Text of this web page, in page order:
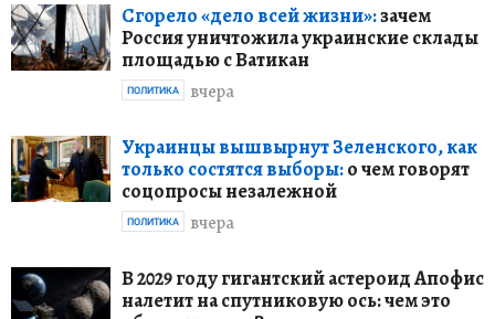
Сгорело «дело всей жизни»:зачем
Россия уничтожила украинские склады
площадью с Ватикан
вчера
ПОЛИТИКА
Украинцы вышвырнут Зеленского, как
только состятся выборы:о чем говорят
соцопросы незалежной
вчера
ПОЛИТИКА
В 2029 году гигантский астероид Апофис
налетит на спутниковую ось: чем это